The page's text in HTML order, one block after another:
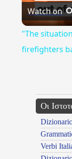
Watch on
"The
firefighters
Οι
Verbi